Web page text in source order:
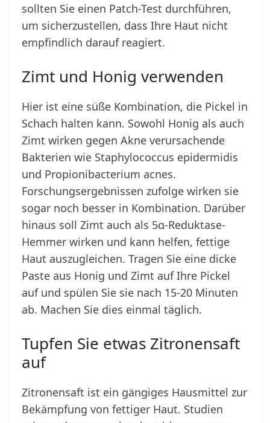
sollten Sie einen Patch-Test durchführen,
um sicherzustellen, dass Ihre Haut nicht
empfindlich darauf reagiert.
Zimt und Honig verwenden
Hier ist eine süße Kombination, die Pickel in
Schach halten kann. Sowohl Honig als auch
Zimt wirken gegen Akne verursachende
Bakterien wie Staphylococcus epidermidis
und Propionibacterium acnes.
Forschungsergebnissen zufolge wirken sie
sogar noch besser in Kombination. Darüber
hinaus soll Zimt auch als 5α-Reduktase-
Hemmer wirken und kann helfen, fettige
Haut auszugleichen. Tragen Sie eine dicke
Paste aus Honig und Zimt auf Ihre Pickel
auf und spülen Sie sie nach 15-20 Minuten
ab. Machen Sie dies einmal täglich.
Tupfen Sie etwas Zitronensaft
auf
Zitronensaft ist ein gängiges Hausmittel zur
Bekämpfung von fettiger Haut. Studien